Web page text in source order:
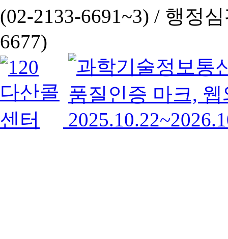
(02-2133-6691~3) / 행정심
6677)